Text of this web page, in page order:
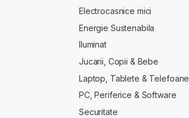
Electrocasnice mici
Energie Sustenabila
Iluminat
Jucarii, Copii & Bebe
Laptop, Tablete & Telefoane
PC, Periferice & Software
Securitate